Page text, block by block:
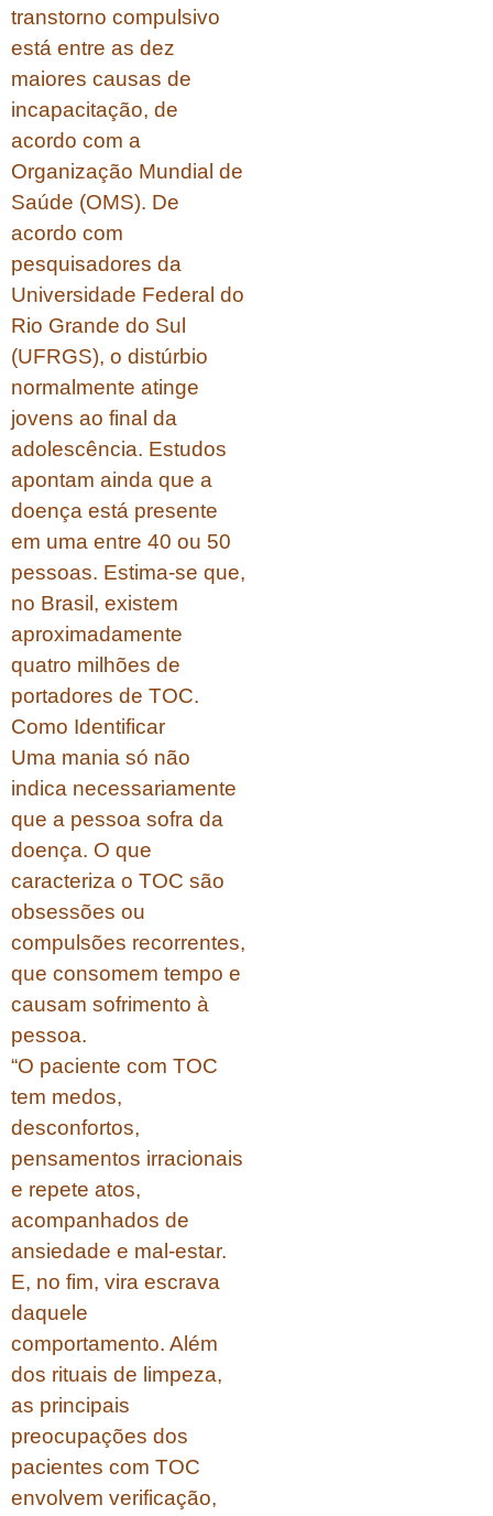
transtorno compulsivo
está entre as dez
maiores causas de
incapacitação, de
acordo com a
Organização Mundial de
Saúde (OMS). De
acordo com
pesquisadores da
Universidade Federal do
Rio Grande do Sul
(UFRGS), o distúrbio
normalmente atinge
jovens ao final da
adolescência. Estudos
apontam ainda que a
doença está presente
em uma entre 40 ou 50
pessoas. Estima-se que,
no Brasil, existem
aproximadamente
quatro milhões de
portadores de TOC.
Como Identificar
Uma mania só não
indica necessariamente
que a pessoa sofra da
doença. O que
caracteriza o TOC são
obsessões ou
compulsões recorrentes,
que consomem tempo e
causam sofrimento à
pessoa.
“O paciente com TOC
tem medos,
desconfortos,
pensamentos irracionais
e repete atos,
acompanhados de
ansiedade e mal-estar.
E, no fim, vira escrava
daquele
comportamento. Além
dos rituais de limpeza,
as principais
preocupações dos
pacientes com TOC
envolvem verificação,